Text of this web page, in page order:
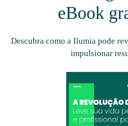
eBook
Descubra como a Ilumia pode
impulsionar